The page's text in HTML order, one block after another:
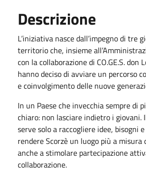
Descrizione
L’iniziativa nasce dall’impegno di tre
territorio che, insieme
con la collaborazione di CO.GE.S. don
hanno deciso di avviare un percorso
e coinvolgimento delle nuove
In un Paese che invecchia sempre di
chiaro: non lasciare indietro i giovani.
serve solo a raccogliere idee, bisogni
rendere Scorzè un luogo più a misura
anche a stimolare partecipazione
collaborazione.